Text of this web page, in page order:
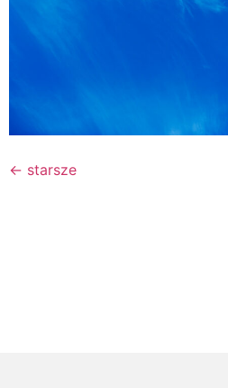
← starsze